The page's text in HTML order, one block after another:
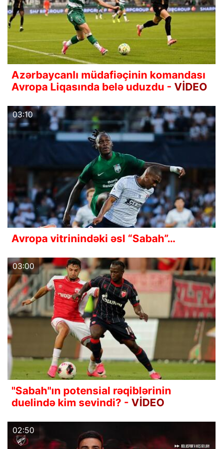
Azərbaycanlı müdafiəçinin komandası
Avropa Liqasında belə uduzdu - VİDEO
03:10
Avropa vitrinindəki əsl “Sabah”…
03:00
"Sabah"ın potensial rəqiblərinin
duelində kim sevindi? - VİDEO
02:50